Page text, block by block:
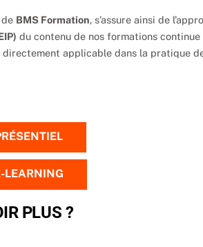
BMS Formation, s’assure ainsi de
du contenu de nos formations continue
applicable dans la pratique
LEARNING
PLUS ?